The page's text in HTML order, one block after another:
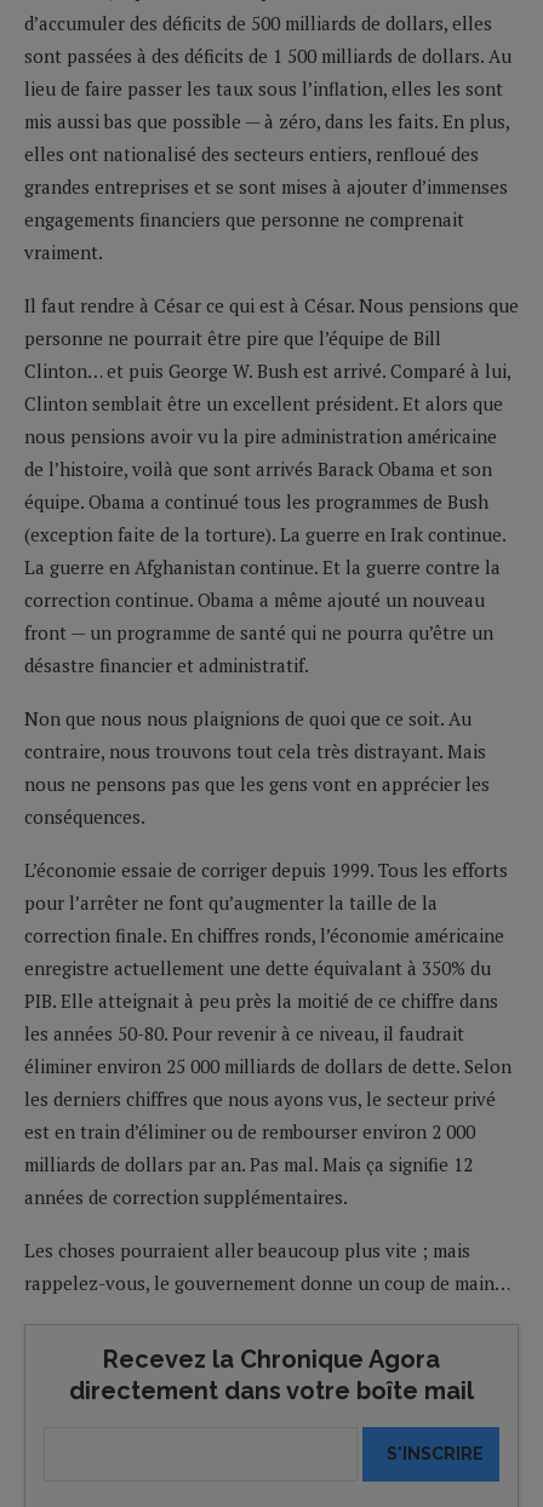
d’accumuler des déficits de 500 milliards de dollars, elles
sont passées à des déficits de 1 500 milliards de dollars. Au
lieu de faire passer les taux sous l’inflation, elles les sont
mis aussi bas que possible — à zéro, dans les faits. En plus,
elles ont nationalisé des secteurs entiers, renfloué des
grandes entreprises et se sont mises à ajouter d’immenses
engagements financiers que personne ne comprenait
vraiment.
Il faut rendre à César ce qui est à César. Nous pensions que
personne ne pourrait être pire que l’équipe de Bill
Clinton… et puis George W. Bush est arrivé. Comparé à lui,
Clinton semblait être un excellent président. Et alors que
nous pensions avoir vu la pire administration américaine
de l’histoire, voilà que sont arrivés Barack Obama et son
équipe. Obama a continué tous les programmes de Bush
(exception faite de la torture). La guerre en Irak continue.
La guerre en Afghanistan continue. Et la guerre contre la
correction continue. Obama a même ajouté un nouveau
front — un programme de santé qui ne pourra qu’être un
désastre financier et administratif.
Non que nous nous plaignions de quoi que ce soit. Au
contraire, nous trouvons tout cela très distrayant. Mais
nous ne pensons pas que les gens vont en apprécier les
conséquences.
L’économie essaie de corriger depuis 1999. Tous les efforts
pour l’arrêter ne font qu’augmenter la taille de la
correction finale. En chiffres ronds, l’économie américaine
enregistre actuellement une dette équivalant à 350% du
PIB. Elle atteignait à peu près la moitié de ce chiffre dans
les années 50-80. Pour revenir à ce niveau, il faudrait
éliminer environ 25 000 milliards de dollars de dette. Selon
les derniers chiffres que nous ayons vus, le secteur privé
est en train d’éliminer ou de rembourser environ 2 000
milliards de dollars par an. Pas mal. Mais ça signifie 12
années de correction supplémentaires.
Les choses pourraient aller beaucoup plus vite ; mais
rappelez-vous, le gouvernement donne un coup de main…
Recevez la Chronique Agora
directement dans votre boîte mail
S'INSCRIRE